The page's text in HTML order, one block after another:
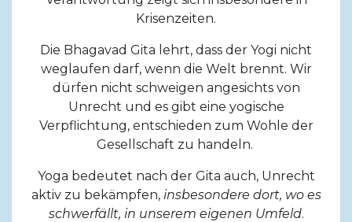
Krisenzeiten.
Die Bhagavad Gita lehrt, dass der Yogi nicht
weglaufen darf, wenn die Welt brennt. Wir
dürfen nicht schweigen angesichts von
Unrecht und es gibt eine yogische
Verpflichtung, entschieden zum Wohle der
Gesellschaft zu handeln.
Yoga bedeutet nach der Gita auch, Unrecht
aktiv zu bekämpfen, insbesondere dort, wo es
schwerfällt, in unserem eigenen Umfeld.